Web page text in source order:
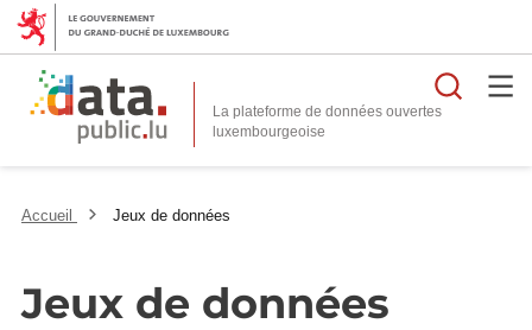
La plateforme de données ouvertes
Accueil Jeux de données
Jeux de données